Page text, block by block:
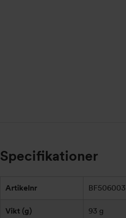
Specifikationer
Artikelnr BF506003
Vikt (g) 93 g